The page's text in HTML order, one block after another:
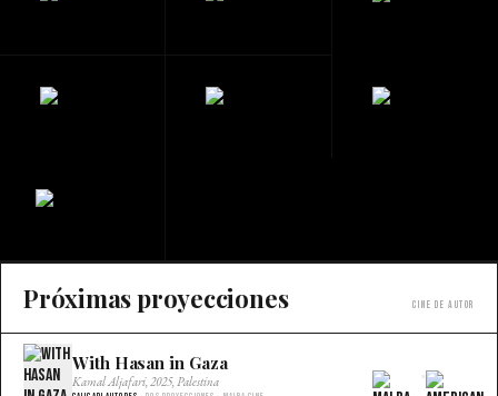
Próximas proyecciones Cine de autor
With Hasan in Gaza
Kamal Aljafari, 2025, Palestina ×